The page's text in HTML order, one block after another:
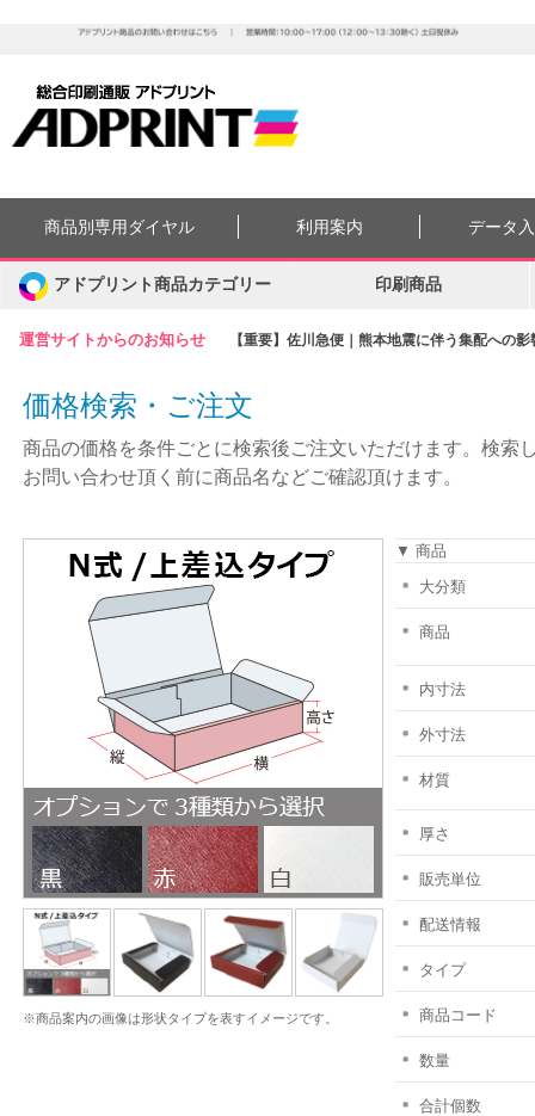
運営サイトからのお知らせ 【重要】佐川急便｜熊本地震に伴う集配への
商品別専用ダイヤル 利用案内 データ
アドプリント商品カテゴリー 印刷商品
価格検索・ご注文
商品の価格を条件ごとに検索後ご注文いただけます。検索
お問い合わせ頂く前に商品名などご確認頂けます。
※商品案内の画像は形状タイプを表すイメージです。
▼ 商品
大分類
商品
内寸法
外寸法
材質
厚さ
販売単位
配送情報
タイプ
商品コード
数量
合計個数